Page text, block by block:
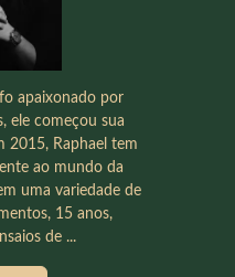
apaixonado por
ele começou sua
2015, Raphael tem
ao mundo da
uma variedade de
15 anos,
de ...